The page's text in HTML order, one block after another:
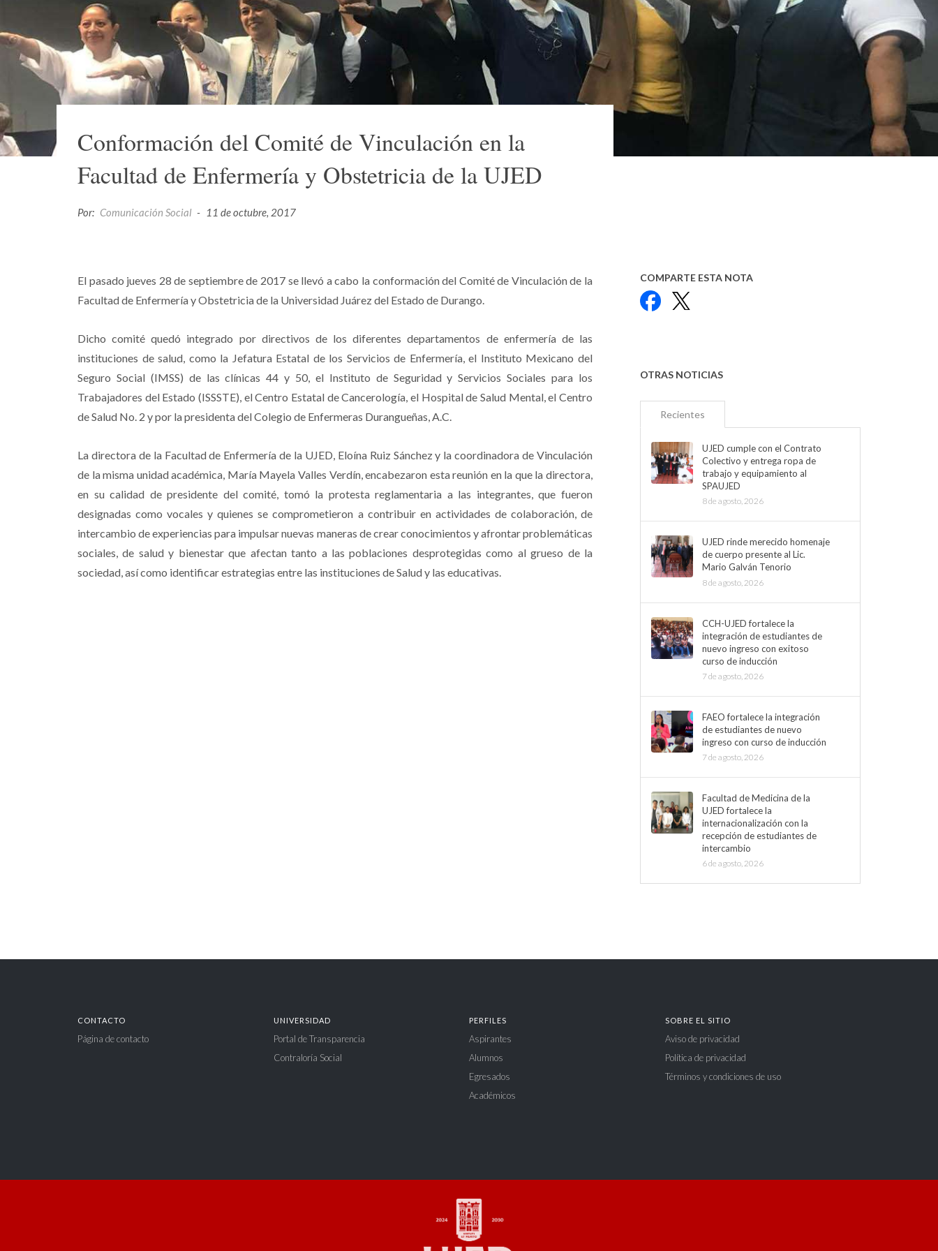
Conformación del Comité de Vinculación en la
Facultad de Enfermería y Obstetricia de la UJED
Por: Comunicación Social - 11 de octubre, 2017
El pasado jueves 28 de septiembre de 2017 se llevó a cabo la conformación del Comité de Vinculación de la
Facultad de Enfermería y Obstetricia de la Universidad Juárez del Estado de Durango.
Dicho comité quedó integrado por directivos de los diferentes departamentos de enfermería de las
instituciones de salud, como la Jefatura Estatal de los Servicios de Enfermería, el Instituto Mexicano del
Seguro Social (IMSS) de las clínicas 44 y 50, el Instituto de Seguridad y Servicios Sociales para los
Trabajadores del Estado (ISSSTE), el Centro Estatal de Cancerología, el Hospital de Salud Mental, el Centro
de Salud No. 2 y por la presidenta del Colegio de Enfermeras Durangueñas, A.C.
La directora de la Facultad de Enfermería de la UJED, Eloína Ruiz Sánchez y la coordinadora de Vinculación
de la misma unidad académica, María Mayela Valles Verdín, encabezaron esta reunión en la que la directora,
en su calidad de presidente del comité, tomó la protesta reglamentaria a las integrantes, que fueron
designadas como vocales y quienes se comprometieron a contribuir en actividades de colaboración, de
intercambio de experiencias para impulsar nuevas maneras de crear conocimientos y afrontar problemáticas
sociales, de salud y bienestar que afectan tanto a las poblaciones desprotegidas como al grueso de la
sociedad, así como identificar estrategias entre las instituciones de Salud y las educativas.
COMPARTE ESTA NOTA
Facebook
OTRAS NOTICIAS
Recientes
UJED cumple con el Contrato
Colectivo y entrega ropa de
trabajo y equipamiento al
SPAUJED
8 de agosto, 2026
UJED rinde merecido homenaje
de cuerpo presente al Lic.
Mario Galván Tenorio
8 de agosto, 2026
CCH-UJED fortalece la
integración de estudiantes de
nuevo ingreso con exitoso
curso de inducción
7 de agosto, 2026
FAEO fortalece la integración
de estudiantes de nuevo
ingreso con curso de inducción
7 de agosto, 2026
Facultad de Medicina de la
UJED fortalece la
internacionalización con la
recepción de estudiantes de
intercambio
6 de agosto, 2026
CONTACTO
Página de contacto
UNIVERSIDAD
Portal de Transparencia
Contraloría Social
PERFILES
Aspirantes
Alumnos
Egresados
Académicos
SOBRE EL SITIO
Aviso de privacidad
Política de privacidad
Términos y condiciones de uso